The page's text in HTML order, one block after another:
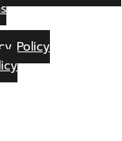
Policy